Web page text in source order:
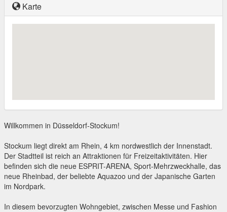
Karte
Willkommen in Düsseldorf-Stockum!
Stockum liegt direkt am Rhein, 4 km nordwestlich der Innenstadt.
Der Stadtteil ist reich an Attraktionen für Freizeitaktivitäten. Hier
befinden sich die neue ESPRIT-ARENA, Sport-Mehrzweckhalle, das
neue Rheinbad, der beliebte Aquazoo und der Japanische Garten
im Nordpark.
In diesem bevorzugten Wohngebiet, zwischen Messe und Fashion